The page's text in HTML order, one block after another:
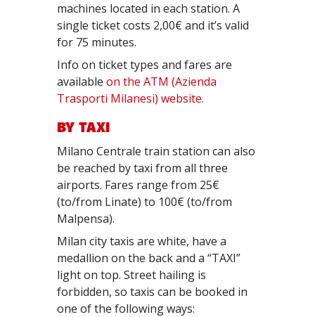
machines located in each station. A
single ticket costs 2,00€ and it’s valid
for 75 minutes.
Info on ticket types and fares are
availableon the ATM (Azienda
Trasporti Milanesi) website.
BY TAXI
Milano Centrale train station can also
be reached by taxi from all three
airports. Fares range from 25€
(to/from Linate) to 100€ (to/from
Malpensa).
Milan city taxis are white, have a
medallion on the back and a “TAXI”
light on top. Street hailing is
forbidden, so taxis can be booked in
one of the following ways: